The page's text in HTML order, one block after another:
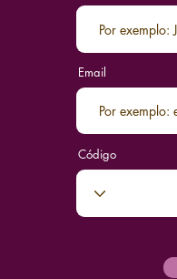
Email
Código